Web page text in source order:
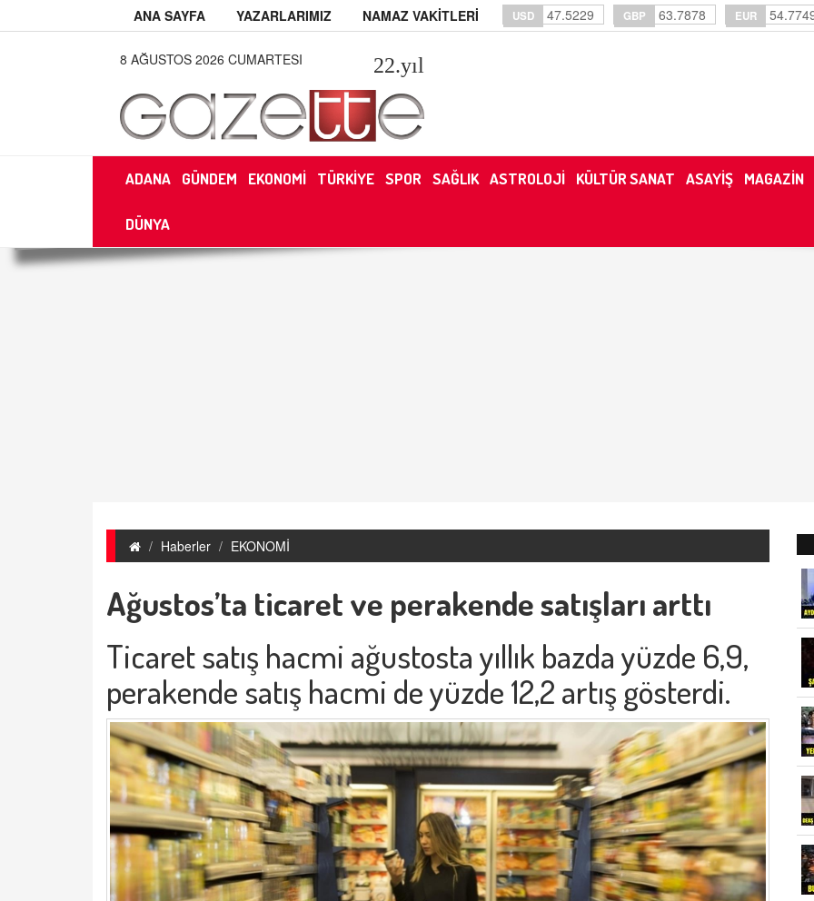
ANA SAYFA YAZARLARIMIZ NAMAZ VAKİTLERİ USD 47.5229 GBP 63.7878 EUR
8 AĞUSTOS 2026 CUMARTESI 22.yıl
ADANA GÜNDEM EKONOMİ TÜRKİYE SPOR SAĞLIK ASTROLOJİ KÜLTÜR SANAT ASAYİŞ MAGAZİN
DÜNYA
Haberler EKONOMİ
Ağustos’ta ticaret ve perakende satışları arttı
Ticaret satış hacmi ağustosta yıllık bazda yüzde 6,9,
perakende satış hacmi de yüzde 12,2 artış gösterdi.